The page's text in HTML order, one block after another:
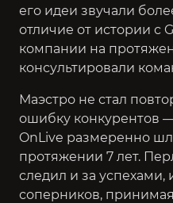
его идеи звучали
отличие от истории с
компании на
консультировали
Маэстро не стал
ошибку конкурентов
OnLive размеренно
протяжении 7 лет.
следил и за успехами,
соперников,